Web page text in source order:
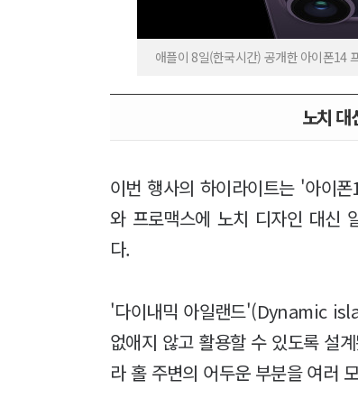
애플이 8일(한국시간) 공개한 아이폰14
노치 대
이번 행사의 하이라이트는 '아이
와 프로맥스에 노치 디자인 대신
다.
'다이내믹 아일랜드'(Dynamic
없애지 않고 활용할 수 있도록 설
라 홀 주변의 어두운 부분을 여러